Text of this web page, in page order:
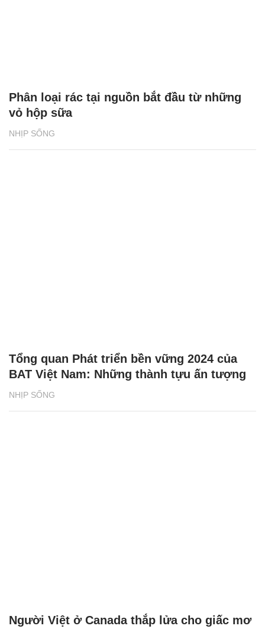
NHỊP SỐNG
Phân loại rác tại nguồn bắt đầu từ những
vỏ hộp sữa
NHỊP SỐNG
Tổng quan Phát triển bền vững 2024 của
BAT Việt Nam: Những thành tựu ấn tượng
Người Việt ở Canada thắp lửa cho giấc mơ